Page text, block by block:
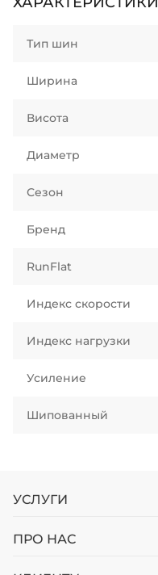
Тип шин
Ширина
Висота
Диаметр
Сезон
Бренд
RunFlat
Индекс скорости
Индекс нагрузки
Усиление
Шипованный
УСЛУГИ
ПРО НАС